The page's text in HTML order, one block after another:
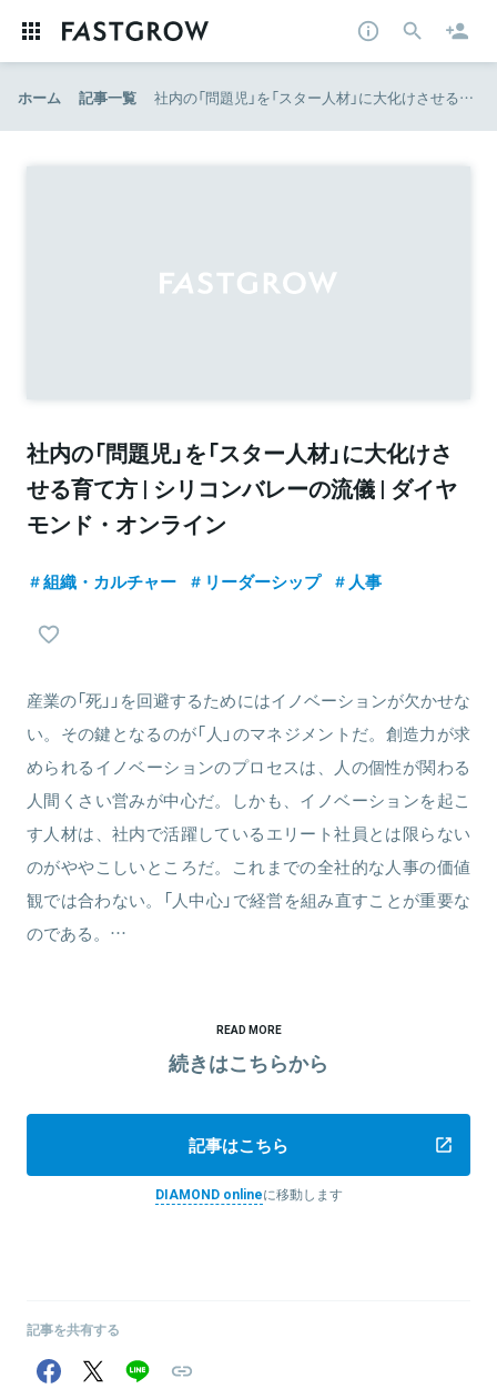
ホーム 記事一覧 社内の「問題児」を「スター人材」に大化けさせる育て方 | シリコンバレーの流儀 | ダイヤモンド・オンライン
社内の「問題児」を「スター人材」に大化けさ
せる育て方 | シリコンバレーの流儀 | ダイヤ
モンド・オンライン
組織・カルチャー リーダーシップ 人事
産業の「死」」を回避するためにはイノベーションが欠かせな
い。その鍵となるのが「人」のマネジメントだ。創造力が求
められるイノベーションのプロセスは、人の個性が関わる
人間くさい営みが中心だ。しかも、イノベーションを起こ
す人材は、社内で活躍しているエリート社員とは限らない
のがややこしいところだ。これまでの全社的な人事の価値
観では合わない。「人中心」で経営を組み直すことが重要な
のである。…
READ MORE
続きはこちらから
記事はこちら
DIAMOND onlineに移動します
記事を共有する